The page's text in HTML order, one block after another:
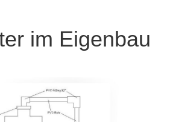
im Eigenbau